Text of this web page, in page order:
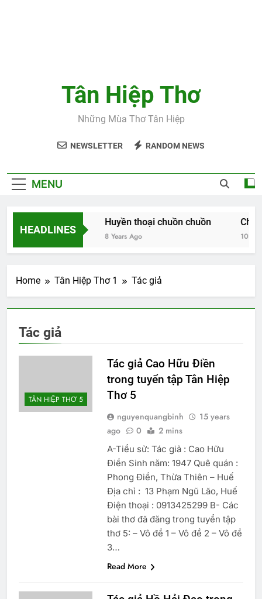
Tân Hiệp Thơ
Những Mùa Thơ Tân Hiệp
NEWSLETTER RANDOM NEWS
MENU
HEADLINES
8 Years Ago
Huyền thoại chuồn chuồn
8 Years Ago 10
Home Tân Hiệp Thơ 1 Tác giả
Tác giả
TÂN HIỆP THƠ 5
Tác giả Cao Hữu Điền
trong tuyển tập Tân Hiệp
Thơ 5
nguyenquangbinh
15 years
ago
0 2 mins
A-Tiểu sử: Tác giả : Cao Hữu
Điền Sinh năm: 1947 Quê quán :
Phong Điền, Thừa Thiên – Huế
Địa chỉ : 13 Phạm Ngũ Lão, Huế
Điện thoại : 0913425299 B- Các
bài thơ đã đăng trong tuyển tập
thơ 5: – Vô đề 1 – Vô đề 2 – Vô đề
3…
Read More